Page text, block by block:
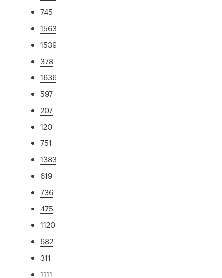
745
1563
1539
378
1636
597
207
120
751
1383
619
736
475
1120
682
311
1111